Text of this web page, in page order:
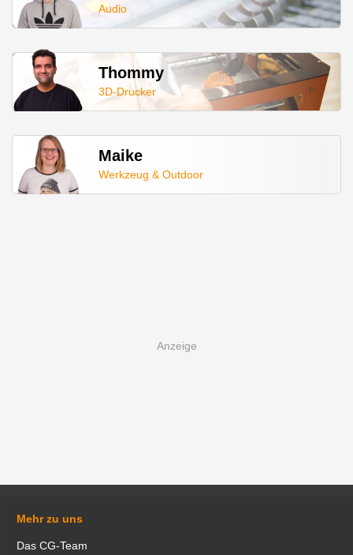
Audio
Thommy
3D-Drucker
Maike
Werkzeug & Outdoor
Mehr zu uns
Das CG-Team